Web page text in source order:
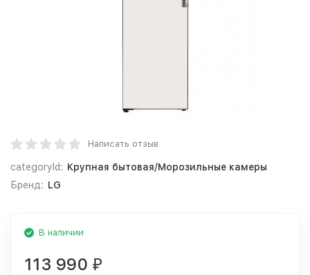
Написать отзыв
categoryId: Крупная бытовая/Морозильные камеры
Бренд: LG
В наличии
113 990 ₽